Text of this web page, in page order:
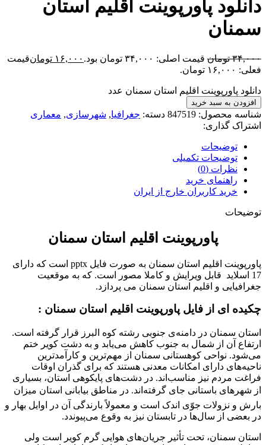
دانلود پاورپوینت اقلیم استان
سمنان
۳۴,۰۰۰ تومان قیمت اصلی: ۳۴,۰۰۰ تومان بود. ۱۶,۰۰۰ تومانقیمت
فعلی: ۱۶,۰۰۰ تومان.
دانلود پاورپوینت اقلیم استان سمنان عدد
افزودن به سبد خرید
شناسه محصول: 847519 دسته: جغرافیا, شهرسازی, معماری
اشتراک گذاری:
توضیحات
توضیحات تکمیلی
نظرات (0)
راهنمای خرید
خرید کاربران خارج از ایران
توضیحات
پاورپوینت اقلیم استان سمنان
پاورپوینت اقلیم استان سمنان به صورت فایل pptx است که دارای
17 اسلاید قابل ویرایش و کاملا مصور است. که به موقعیت
جغرافیایی و اقلیم استان سمنان می پردازد.
چکیده ای از فایل پاورپوینت اقلیم استان سمنان :
استان سمنان در دامنه‌ی جنوبی رشته کوه البرز قرار گرفته است.
ارتفاع آن از شمال به جنوب کاهش می‌یابد و به دشت کویر ختم
می‌شود. نواحی کوهستانی سمنان از مهم‌ترین و کارآمدترین
ناحیه‌های دارای امکانات معدنی هستند که برای گذران اوقات
فراغت مردم نیز مناسب‌اند. در دشت‌های پایکوهی استان، بسیاری
از شهرهای باستانی جای گرفته‌اند. در مناطق بیابانی استان میزان
بارش و نزولات جوّی اندک است و معمولاً بارندگی آن در اوایل بهار و
در بعضی از سال‌ها در تابستان نیز به وقوع می‌پیوندد.
استان سمنان، تحت تأثیر جریان‌های هوایی گرم کویر است ولی